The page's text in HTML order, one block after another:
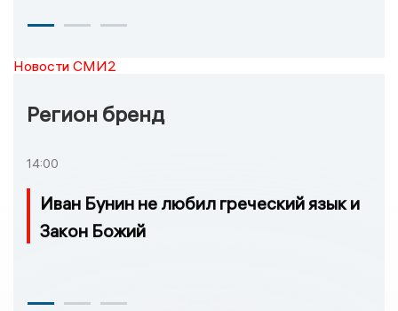
Новости СМИ2
Регион бренд
14:00
Иван Бунин не любил греческий язык и
Закон Божий